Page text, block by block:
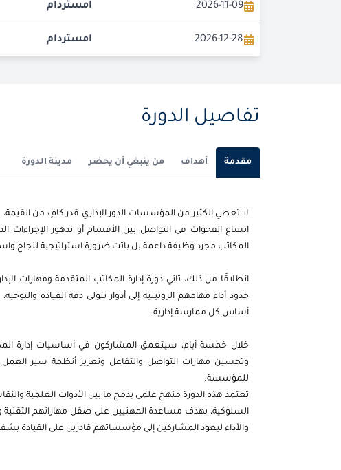
2026-11-09 امستردام
2026-12-28 امستردام
تفاصيل الدورة
مقدمة أهداف من ينبغي أن يحضر مدينة الدورة
لا تعطي الكثير من المؤسسات الدور الإداري قدر كافٍ من القيمة،
اتساع الفجوات في التواصل بين الأقسام أو تدهور الإجراءات
المكاتب مجرد وظيفة داعمة بل باتت ضرورة استراتيجية لنجاح
انطلاقًا من ذلك، تاتي دورة إدارة المكاتب المتقدمة ومهارات
حدود أداء مهامهم الروتينية إلى أدوار تتولى دفة القيادة
أساس كل ممارسة إدارية.
خلال خمسة أيام، سيتعمق المشاركون في أساسيات إدارة
وتحسين مهارات التواصل والتفاعل وتعزيز أنظمة سير العمل
للمؤسسة.
تعتمد هذه الدورة منهج علمي يدمج ما بين الأدوات العلمية
السلوكية، بهدف مساعدة المهنيين على صقل مهاراتهم التقنية
والأداء ليعود المشاركين إلى مؤسساتهم قادرين على القيادة